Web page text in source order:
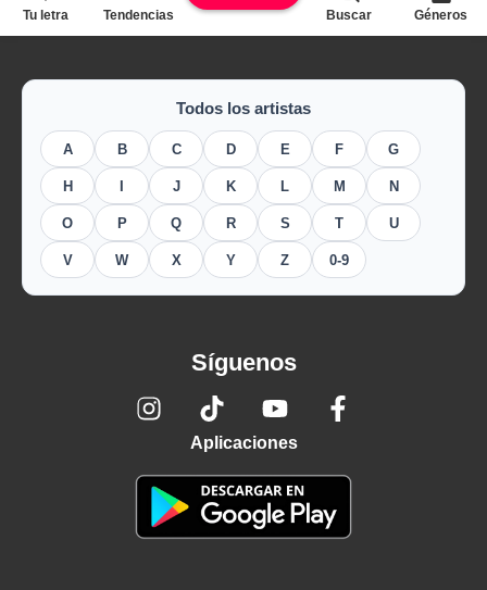
Todos los artistas
A B C D E F G
H J K L M N
O P Q R S T U
V W X Y Z 0-9
Síguenos
Aplicaciones
Tu letra Tendencias Buscar Géneros